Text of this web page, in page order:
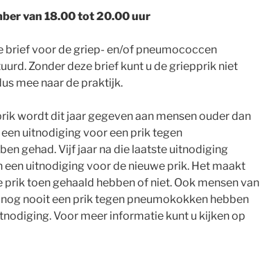
van 18.00 tot 20.00 uur
brief voor de griep- en/of pneumococcen
Zonder deze brief kunt u de griepprik niet
mee naar de praktijk.
wordt dit jaar gegeven aan mensen ouder dan
uitnodiging voor een prik tegen
gehad. Vijf jaar na die laatste uitnodiging
een uitnodiging voor de nieuwe prik. Het maakt
prik toen gehaald hebben of niet. Ook mensen van
nooit een prik tegen pneumokokken hebben
Voor meer informatie kunt u kijken op